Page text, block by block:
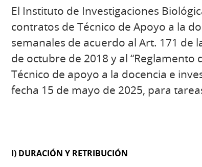
El Instituto de Investigaciones
contratos de Técnico de Apoyo a la
semanales de acuerdo al Art. 171 de
de octubre de 2018 y al
Técnico de apoyo a la docencia e
fecha 15 de mayo de 2025, para
I) DURACIÓN Y RETRIBUCIÓN